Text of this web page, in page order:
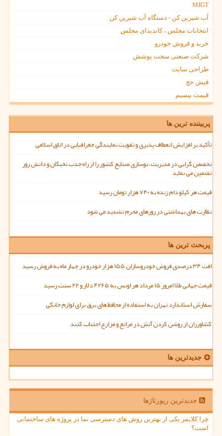
MIGT
آب شیرین کن - دستگاه آب شیرین کن
انتخابات مجلس ، کاندیدای مجلس
خرید و فروش خودرو
شرکت صنعتی سخت پوشش
طراحی سایت
فیش حج
قیمت بیسیم
پربیننده ترین ها
تأکید بر افزایش انعطاف پذیری و تقویت نمایندگی جغرافیایی در اتاق اسلامی
تخصص گرایی در مدیریت، نوسازی صنایع کشور را از راه جذب نخبگان و دانش روز
تضمین می نماید
قیمت هر کیلو دام زنده به ۷۴۰ هزار تومان رسید
نظارت های بهداشتی در روزهای محرم تشدید می شود
پربحث ترین ها
افت ۳۴ درصدی فروش خودروسازان ۱۵۵ هزار خودرو در چهار ماه به فروش رسید
قیمت جهانی طلا امروز ۱۵ مرداد هر اونس به ۴۲۶۵ دلار و ۲۲ سنت رسید
سفارش استاندارد تهران به استفاده از محافظ های برق برای لوازم خانگی
کشاورزان از روشن کردن آتش در مراتع و مزارع اجتناب کنند
جدیدترین ها
جدیدترین رپورتاژها
چرا کلایمر یکی از بهترین روش های دسترسی نما در پروژه های ساختمانی
است؟